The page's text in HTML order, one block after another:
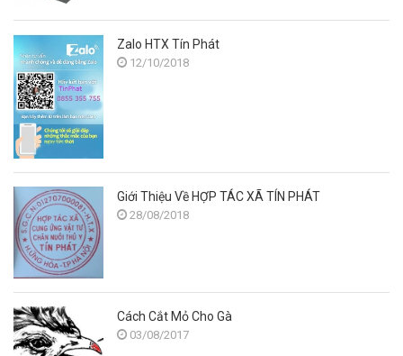
Zalo HTX Tín Phát
12/10/2018
Giới Thiệu Về HỢP TÁC XÃ TÍN PHÁT
28/08/2018
Cách Cắt Mỏ Cho Gà
03/08/2017